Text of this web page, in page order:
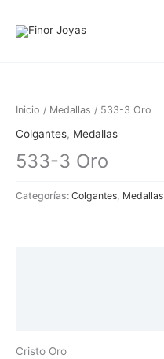
Inicio / Medallas / 533-3 Oro
Colgantes, Medallas
533-3 Oro
Categorías: Colgantes Medallas
Cristo Oro